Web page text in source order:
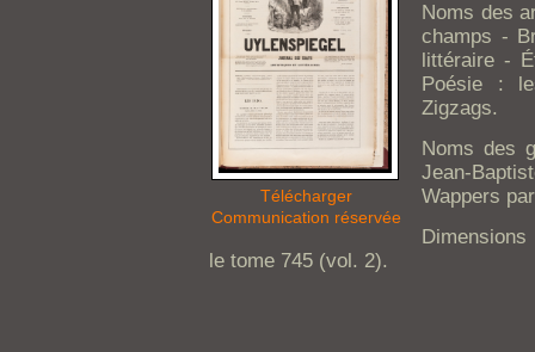
Télécharger
Communication réservée
Noms des
champs -
littéraire -
Poésie :
Zigzags.
Noms des
Jean-
Wappers
le tome 745 (vol. 2).